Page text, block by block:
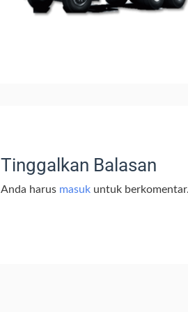
Tinggalkan Balasan
Anda harus masukuntuk